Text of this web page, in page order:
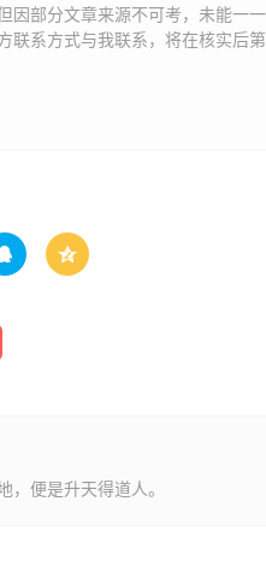
部分文章来源不可考，未能一一
联系方式与我联系​​，将在核实后

便是升天得道人。